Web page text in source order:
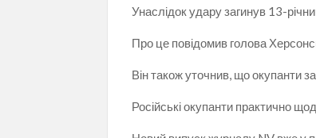
Унаслідок удару загинув 13-
Про це повідомив голова
Він також уточнив, що окупанти
Російські окупанти практично